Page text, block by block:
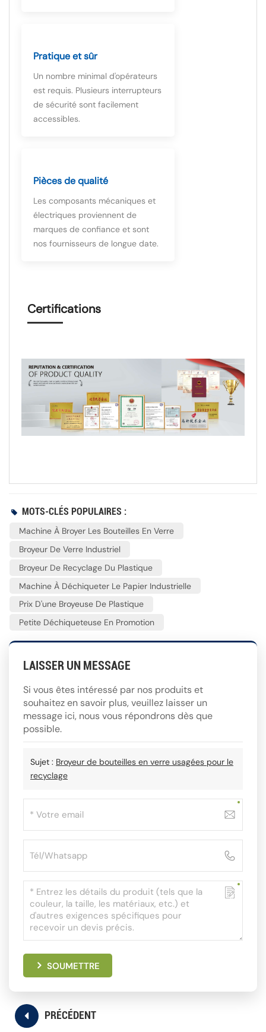
Pratique et sûr
Un nombre minimal d'opérateurs
est requis. Plusieurs interrupteurs
de sécurité sont facilement
accessibles.
Pièces de qualité
Les composants mécaniques et
électriques proviennent de
marques de confiance et sont
nos fournisseurs de longue date.
Certifications
MOTS-CLÉS POPULAIRES :
Machine À Broyer Les Bouteilles En Verre
Broyeur De Verre Industriel
Broyeur De Recyclage Du Plastique
Machine À Déchiqueter Le Papier Industrielle
Prix D'une Broyeuse De Plastique
Petite Déchiqueteuse En Promotion
LAISSER UN MESSAGE
Si vous êtes intéressé par nos produits et
souhaitez en savoir plus, veuillez laisser un
message ici, nous vous répondrons dès que
possible.
Sujet : Broyeur de bouteilles en verre usagées pour le
recyclage
SOUMETTRE
PRÉCÉDENT